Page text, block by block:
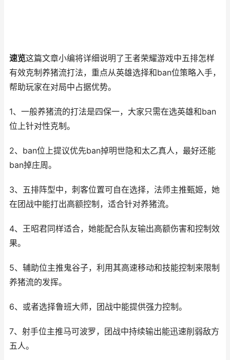
速览这篇文章小编将详细说明了王者荣耀游戏中五排怎样
有效克制养猪流打法，重点从英雄选择和ban位策略入手，
帮助玩家在对局中占据优势。
1、一般养猪流的打法是四保一，大家只需在选英雄和ban
位上针对性克制。
2、ban位上提议优先ban掉明世隐和太乙真人，最好还能
ban掉庄周。
3、五排阵型中，刺客位置可自在选择，法师主推甄姬，她
在团战中能打出高额控制，适合针对养猪流。
4、王昭君同样适合，她能配合队友输出高额伤害和控制效
果。
5、辅助位主推鬼谷子，利用其高速移动和技能控制来限制
养猪流的发挥。
6、或者选择鲁班大师，团战中能提供强力控制。
7、射手位主推马可波罗，团战中持续输出能迅速削弱敌方
五人。